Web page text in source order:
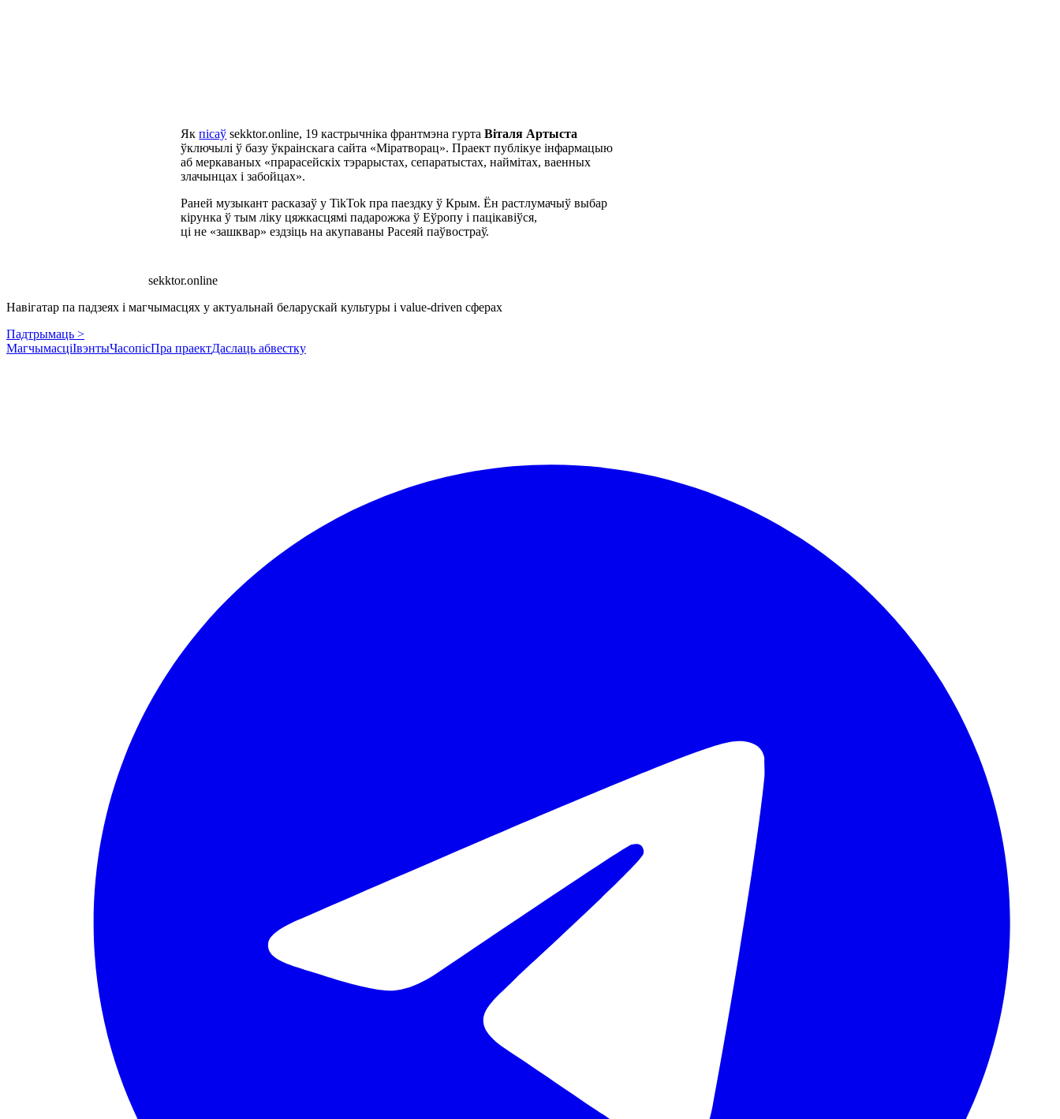
Якпісаў sekktor.online, 19 кастрычніка франтмэна гуртаВіталя Артыста
ўключылі ў базу ўкраінскага сайта «Міратворац». Праект публікуе інфармацыю
аб меркаваных «прарасейскіх тэрарыстах, сепаратыстах, наймітах, ваенных
злачынцах і забойцах».
Раней музыкант расказаў у TikTok пра паездку ў Крым. Ён растлумачыў выбар
кірунка ў тым ліку цяжкасцямі падарожжа ў Еўропу і пацікавіўся,
ці не «зашквар» ездзіць на акупаваны Расеяй паўвостраў.
sekktor.online
Навігатар па падзеях і магчымасцях у актуальнай беларускай культуры і value-driven сферах
Падтрымаць >
МагчымасціІвэнтыЧасопісПра праектДаслаць абвестку